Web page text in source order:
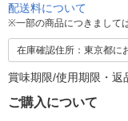
配送料について
※一部の商品につきまして
在庫確認住所：東京都に
賞味期限/使用期限・返
ご購入について